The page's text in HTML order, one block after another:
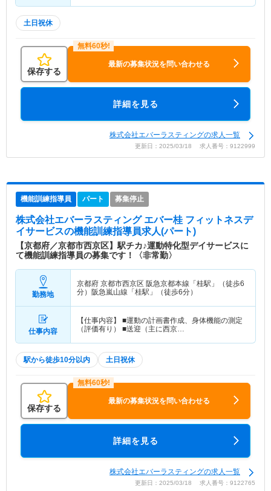
土日祝休
保存する
最新の募集状況を問い合わせる
詳細を見る
株式会社エバーラスティングの求人一覧
更新日：2025/03/18 求人番号：9122999
機能訓練指導員 パート 募集停止
株式会社エバーラスティング エバー桂 フィットネスデ
イサービスの機能訓練指導員求人(パート)
【京都府／京都市西京区】駅チカ♪運動特化型デイサービスに
て機能訓練指導員の募集です！〈非常勤〉
勤務地
京都府 京都市西京区 阪急京都本線「桂駅」（徒歩6
分）阪急嵐山線「桂駅」（徒歩6分）
仕事内容
【仕事内容】 ■運動の計画書作成、身体機能の測定
（評価有り） ■送迎（主に西京…
駅から徒歩10分以内 土日祝休
保存する
最新の募集状況を問い合わせる
詳細を見る
株式会社エバーラスティングの求人一覧
更新日：2025/03/18 求人番号：9122765